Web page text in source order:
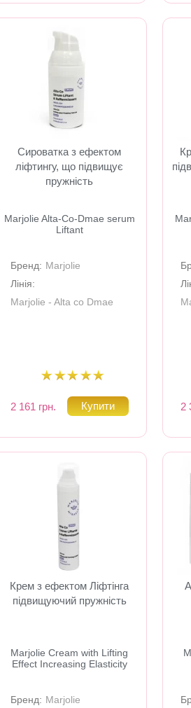
Сироватка з ефектом
ліфтингу, що підвищує
пружність
Marjolie Alta-Co-Dmae serum
Liftant
Бренд: Marjolie
Лінія:
Marjolie - Alta co Dmae
2 161 грн. 2
Крем з ефектом Ліфтінга
підвищуючий пружність
Marjolie Cream with Lifting
Effect Increasing Elasticity
Бренд: Marjolie